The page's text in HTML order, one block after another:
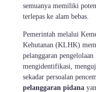
semuanya memiliki
terlepas ke alam bebas.
Pemerintah melalui
Kehutanan (KLHK)
pelanggaran
mengidentifikasi,
sekadar persoalan
pelanggaran pidana